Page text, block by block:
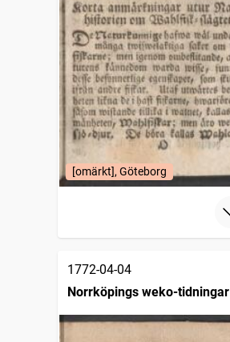
[omärkt], Göteborg
1772-04-04
Norrköpings weko-tidningar